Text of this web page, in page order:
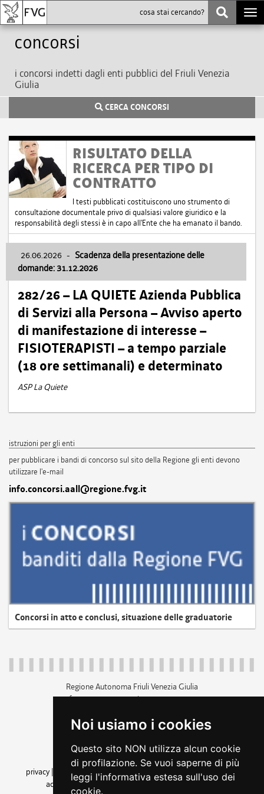
Noi usiamo i cookies
Questo sito NON utilizza alcun cookie
di profilazione. Se vuoi saperne di più
leggi l'informativa estesa sull'uso dei
cookie.
Concorsi
i concorsi indetti dagli enti pubblici del Friuli Venezia
Giulia
CERCA CONCORSI
RISULTATO DELLA
RICERCA PER TIPO DI
CONTRATTO
I testi pubblicati costituiscono uno strumento di
consultazione documentale privo di qualsiasi valore giuridico e la
responsabilità degli stessi è in capo all'Ente che ha emanato il bando.
26.06.2026 - Scadenza della presentazione delle
domande: 31.12.2026
282/26 – LA QUIETE Azienda Pubblica
di Servizi alla Persona – Avviso aperto
di manifestazione di interesse –
FISIOTERAPISTI – a tempo parziale
(18 ore settimanali) e determinato
ASP La Quiete
istruzioni per gli enti
per pubblicare i bandi di concorso sul sito della Regione gli enti devono
utilizzare l'e-mail
info.concorsi.aall@regione.fvg.it
Concorsi in atto e conclusi, situazione delle graduatorie
Regione Autonoma Friuli Venezia Giulia
c.f. 80014930327; p.iva 00526040324
+39 040 3771111
amministrazione trasparente
privacy
cookie |note legali accessibilità
dichiarazione di
accessibilità| feedback cambio preferenze cookie